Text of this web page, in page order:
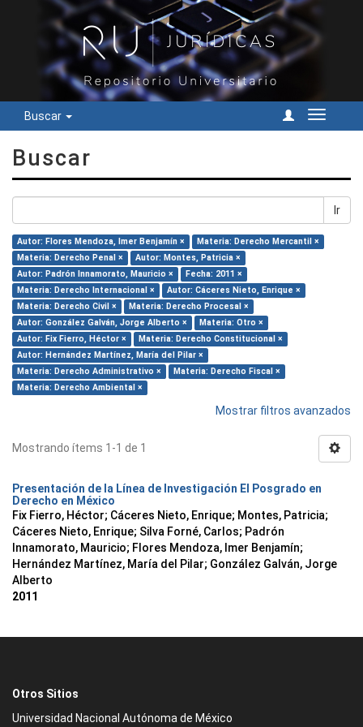
Buscar
Cambiar
Buscar
Ir
Autor: Flores Mendoza, Imer Benjamín ×
Materia: Derecho Mercantil ×
Materia: Derecho Penal ×
Autor: Montes, Patricia ×
Autor: Padrón Innamorato, Mauricio ×
Fecha: 2011 ×
Materia: Derecho Internacional ×
Autor: Cáceres Nieto, Enrique ×
Materia: Derecho Civil ×
Materia: Derecho Procesal ×
Autor: González Galván, Jorge Alberto ×
Materia: Otro ×
Autor: Fix Fierro, Héctor ×
Materia: Derecho Constitucional ×
Autor: Hernández Martínez, María del Pilar ×
Materia: Derecho Administrativo ×
Materia: Derecho Fiscal ×
Materia: Derecho Ambiental ×
Mostrar filtros avanzados
Mostrando ítems 1-1 de 1
Presentación de la Línea de Investigación El Posgrado en
Derecho en México
Fix Fierro, Héctor; Cáceres Nieto, Enrique; Montes, Patricia;
Cáceres Nieto, Enrique; Silva Forné, Carlos; Padrón
Innamorato, Mauricio; Flores Mendoza, Imer Benjamín;
Hernández Martínez, María del Pilar; González Galván, Jorge
Alberto
2011
Otros Sitios
Universidad Nacional Autónoma de México